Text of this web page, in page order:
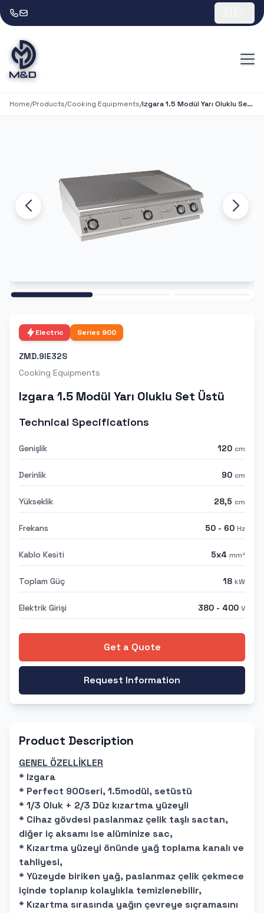
Home/Products/Cooking Equipments/ Izgara 1.5 Modül Yarı Oluklu Set Üstü
Electric Series 900
ZMD.9IE32S
Cooking Equipments
Izgara 1.5 Modül Yarı Oluklu Set Üstü
Technical Specifications
Genişlik 120 cm
Derinlik 90 cm
Yükseklik 28,5 cm
Frekans 50 - 60 Hz
Kablo Kesiti 5x4 mm²
Toplam Güç 18 kW
Elektrik Girişi 380 - 400 V
Get a Quote
Request Information
Product Description
GENEL ÖZELLİKLER
* Izgara
* Perfect 900seri, 1.5modül, setüstü
* 1/3 Oluk + 2/3 Düz kızartma yüzeyli
* Cihaz gövdesi paslanmaz çelik taşlı sactan,
diğer iç aksamı ise alüminize sac,
* Kızartma yüzeyi önünde yağ toplama kanalı ve
tahliyesi,
* Yüzeyde biriken yağ, paslanmaz çelik çekmece
içinde toplanıp kolaylıkla temizlenebilir,
* Kızartma sırasında yağın çevreye sıçramasını